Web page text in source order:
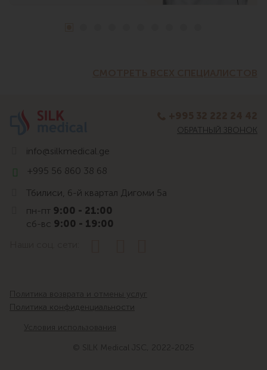
ОБРАТНЫЙ ЗВОНОК
info@silkmedical.ge
+995 56 860 38 68
Тбилиси, 6-й квартал Дигоми 5а
пн-пт 9:00 - 21:00
сб-вс 9:00 - 19:00
Политика возврата и отмены услуг
Политика конфиденциальности
Условия использования
© SILK Medical JSC, 2022-2025